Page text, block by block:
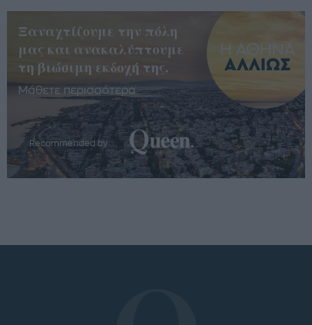
Ξαναχτίζουμε την πόλη
μας και ανακαλύπτουμε
τη βιώσιμη εκδοχή της.
Μάθετε περισσότερα
Recommended by